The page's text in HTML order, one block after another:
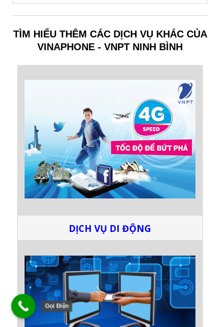
TÌM HIỂU THÊM CÁC DỊCH VỤ KHÁC CỦA
VINAPHONE - VNPT NINH BÌNH
DỊCH VỤ DI ĐỘNG
Gọi Điện